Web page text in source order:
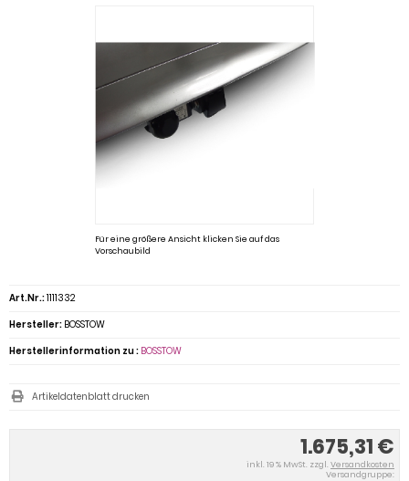
Für eine größere Ansicht klicken Sie auf das
Vorschaubild
1.675,31 €
inkl. 19 % MwSt. zzgl. Versandkosten
Versandgruppe:
Art.Nr.:1111332
Hersteller: BOSSTOW
Herstellerinformation zu : BOSSTOW
Artikeldatenblatt drucken